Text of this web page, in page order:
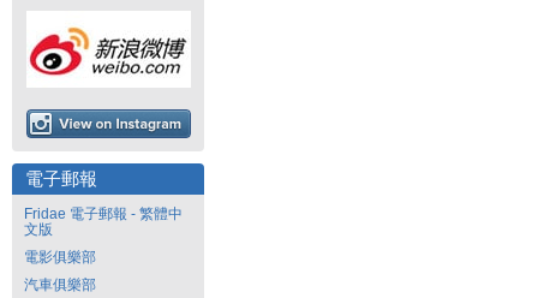
電子郵報
Fridae 電子郵報 - 繁體中
文版
電影俱樂部
汽車俱樂部